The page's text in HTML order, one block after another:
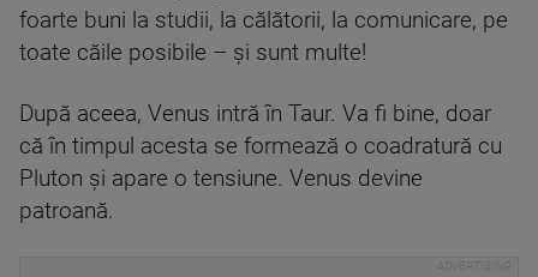
foarte buni la studii, la călătorii, la comunicare, pe
toate căile posibile – și sunt multe!
După aceea, Venus intră în Taur. Va fi bine, doar
că în timpul acesta se formează o coadratură cu
Pluton și apare o tensiune. Venus devine
patroană.